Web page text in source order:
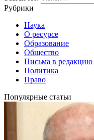
Рубрики
Наука
О ресурсе
Образование
Общество
Письма в редакцию
Политика
Право
Популярные статьи